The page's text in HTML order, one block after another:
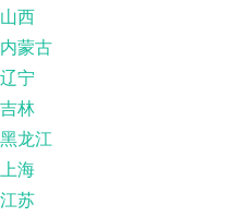
山西
内蒙古
辽宁
吉林
黑龙江
上海
江苏